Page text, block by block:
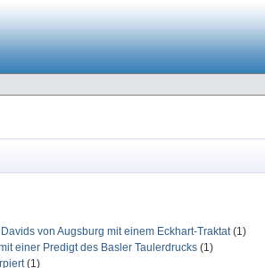
von Augsburg mit einem Eckhart-Traktat(1)
einer Predigt des Basler Taulerdrucks (1)
(1)